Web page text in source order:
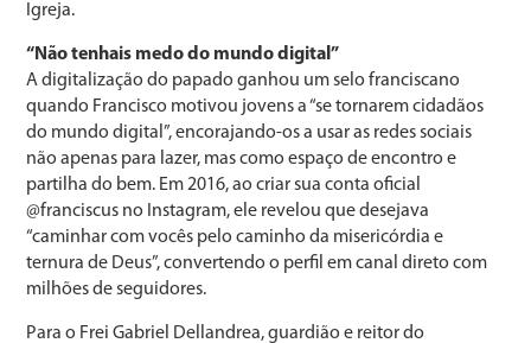
Igreja.
“Não tenhais medo do mundo digital”
A digitalização do papado ganhou um selo franciscano
quando Francisco motivou jovens a “se tornarem cidadãos
do mundo digital”, encorajando-os a usar as redes sociais
não apenas para lazer, mas como espaço de encontro e
partilha do bem. Em 2016, ao criar sua conta oficial
@franciscus no Instagram, ele revelou que desejava
“caminhar com vocês pelo caminho da misericórdia e
ternura de Deus”, convertendo o perfil em canal direto com
milhões de seguidores.
Para o Frei Gabriel Dellandrea, guardião e reitor do